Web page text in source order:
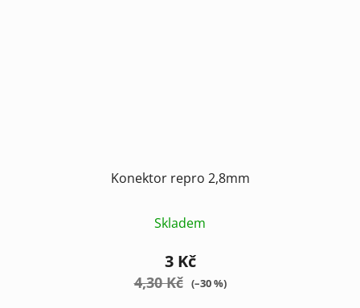
Konektor repro 2,8mm
Skladem
3 Kč
4,30 Kč (–30 %)